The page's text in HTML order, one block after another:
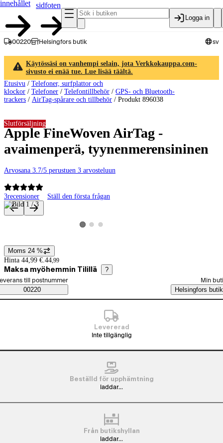
innehållet
sidfoten
Logga in
00220 Helsingfors butik sv
Käytössäsi on vanhempi selain, jota Verkkokauppa.com-
sivusto ei enää tue. Lue lisää täältä.
Etusivu / Telefoner, surfplattor och
klockor / Telefoner / Telefontillbehör / GPS- och Bluetooth-
trackers / AirTag-spårare och tillbehör / Produkt 896038
Apple FineWoven AirTag -
avaimenperä, tyynenmerensininen
Arvosana 3.7/5 perustuen 3 arvosteluun
3recensioner Ställ den första frågan
Slutförsäljning
Produktbilder och videor
Visa produktbild 1
Visa produktbild 2
Visa produktbild 3
Prisinformation
Moms 24 %
Hinta 44,99 €. 44,99
Maksa myöhemmin Tilillä ?
Saatavuustiedot
beställningssätt
till postnummer
00220
Min
Helsingfors butik
Levererad
Inte tillgänglig
Beställd för upphämtning
laddar...
Från butikshyllan
laddar...